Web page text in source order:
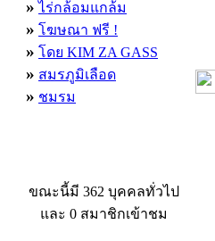
» ไร่กล้อมแกล้ม
» โฆษณา ฟรี !
» โดย KIM ZA GASS
» สมรภูมิเลือด
» ชมรม
ขณะนี้มี 362 บุคคลทั่วไป
และ 0 สมาชิกเข้าชม